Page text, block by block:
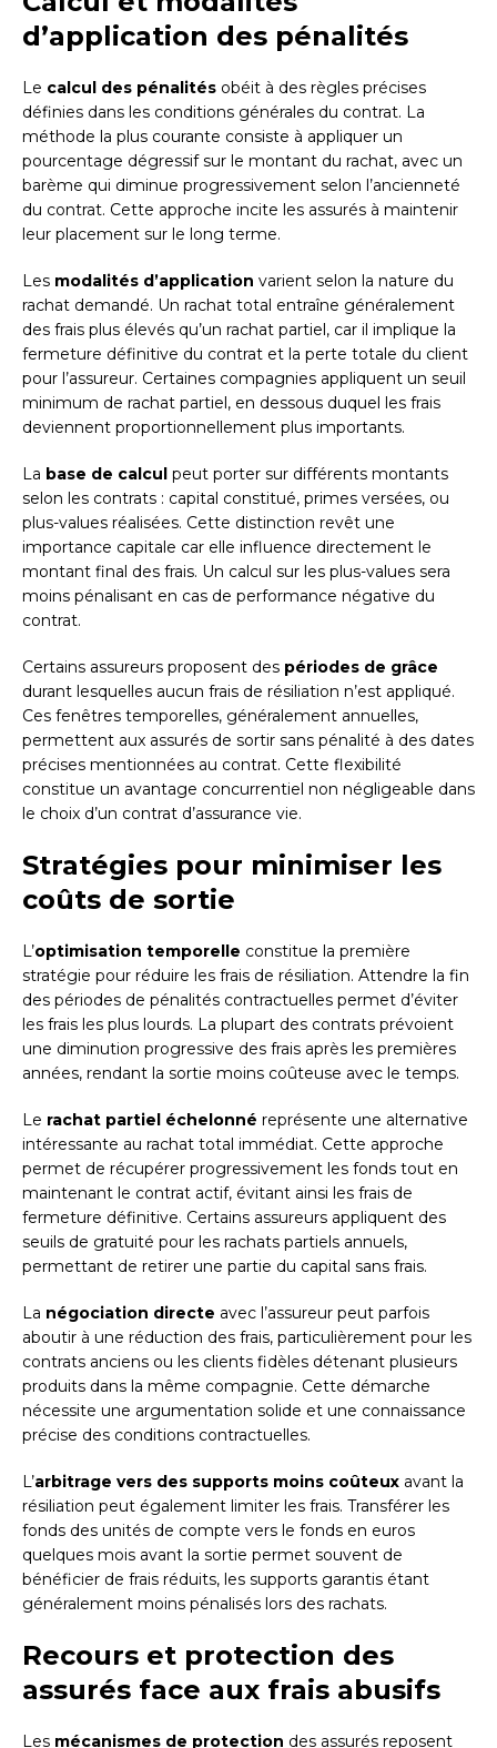
d’application des pénalités
Le calcul des pénalités obéit à des règles précises
définies dans les conditions générales du contrat. La
méthode la plus courante consiste à appliquer un
pourcentage dégressif sur le montant du rachat, avec un
barème qui diminue progressivement selon l’ancienneté
du contrat. Cette approche incite les assurés à maintenir
leur placement sur le long terme.
Les modalités d’application varient selon la nature du
rachat demandé. Un rachat total entraîne généralement
des frais plus élevés qu’un rachat partiel, car il implique la
fermeture définitive du contrat et la perte totale du client
pour l’assureur. Certaines compagnies appliquent un seuil
minimum de rachat partiel, en dessous duquel les frais
deviennent proportionnellement plus importants.
La base de calcul peut porter sur différents montants
selon les contrats : capital constitué, primes versées, ou
plus-values réalisées. Cette distinction revêt une
importance capitale car elle influence directement le
montant final des frais. Un calcul sur les plus-values sera
moins pénalisant en cas de performance négative du
contrat.
Certains assureurs proposent des périodes de grâce
durant lesquelles aucun frais de résiliation n’est appliqué.
Ces fenêtres temporelles, généralement annuelles,
permettent aux assurés de sortir sans pénalité à des dates
précises mentionnées au contrat. Cette flexibilité
constitue un avantage concurrentiel non négligeable dans
le choix d’un contrat d’assurance vie.
Stratégies pour minimiser les
coûts de sortie
L’optimisation temporelle constitue la première
stratégie pour réduire les frais de résiliation. Attendre la fin
des périodes de pénalités contractuelles permet d’éviter
les frais les plus lourds. La plupart des contrats prévoient
une diminution progressive des frais après les premières
années, rendant la sortie moins coûteuse avec le temps.
Le rachat partiel échelonné représente une alternative
intéressante au rachat total immédiat. Cette approche
permet de récupérer progressivement les fonds tout en
maintenant le contrat actif, évitant ainsi les frais de
fermeture définitive. Certains assureurs appliquent des
seuils de gratuité pour les rachats partiels annuels,
permettant de retirer une partie du capital sans frais.
La négociation directe avec l’assureur peut parfois
aboutir à une réduction des frais, particulièrement pour les
contrats anciens ou les clients fidèles détenant plusieurs
produits dans la même compagnie. Cette démarche
nécessite une argumentation solide et une connaissance
précise des conditions contractuelles.
L’arbitrage vers des supports moins coûteux avant la
résiliation peut également limiter les frais. Transférer les
fonds des unités de compte vers le fonds en euros
quelques mois avant la sortie permet souvent de
bénéficier de frais réduits, les supports garantis étant
généralement moins pénalisés lors des rachats.
Recours et protection des
assurés face aux frais abusifs
Les mécanismes de protection des assurés reposent